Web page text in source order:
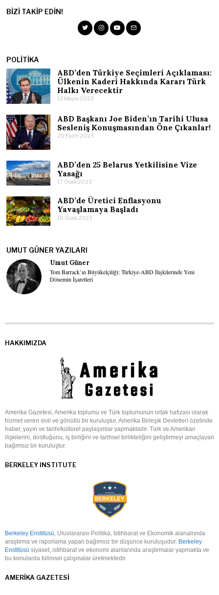
BIZI TAKIP EDIN!
POLITIKA
ABD’den Türkiye Seçimleri Açıklaması:
Ülkenin Kaderi Hakkında Kararı Türk
Halkı Verecektir
13 Mayıs 2023
ABD Başkanı Joe Biden’ın Tarihi Ulusa
Sesleniş Konuşmasından Öne Çıkanlar!
20 Ekim 2023
ABD’den 25 Belarus Yetkilisine Vize
Yasağı
17 Ocak 2023
ABD’de Üretici Enflasyonu
Yavaşlamaya Başladı
18 Ocak 2023
UMUT GÜNER YAZILARI
Umut Güner
Tom Barrack’ın Büyükelçiliği: Türkiye-ABD İlişkilerinde Yeni
Dönemin İşaretleri
HAKKIMIZDA
Amerika Gazetesi, Amerika toplumu ve Türk toplumunun ortak hafızası olarak
hizmet veren sivil ve gönüllü bir kuruluştur. Amerika Birleşik Devletleri özelinde
haber, yayın ve tarihi/kültürel paylaşımlar yapmaktadır. Türk ve Amerikan
ilişkilerini, dostluğunu, iş birliğini ve tarihsel birlikteliğini geliştirmeyi amaçlayan
bağımsız bir kuruluştur.
BERKELEY INSTITUTE
Berkeley Enstitüsü, Uluslararası Politika, İstihbarat ve Ekonomik alanalrında
araştırma ve raporlama yapan bağımsız bir düşünce kuruluşudur. Berkeley
Enstitüsü siyaset, istihbarat ve ekonomi alanlarında araştırmalar yapmakta ve
bu konularda bilimsel çalışmalar üretmektedir.
AMERIKA GAZETESI